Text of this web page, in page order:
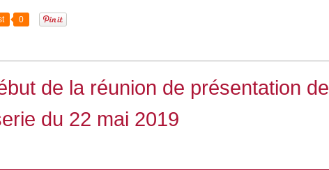
0
de la réunion de présentation de
du 22 mai 2019